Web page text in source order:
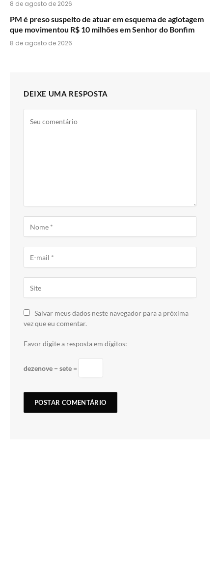
8 de agosto de 2026
PM é preso suspeito de atuar em esquema de agiotagem
que movimentou R$ 10 milhões em Senhor do Bonfim
8 de agosto de 2026
DEIXE UMA RESPOSTA
Salvar meus dados neste navegador para a próxima
vez que eu comentar.
Favor digite a resposta em dígitos:
dezenove − sete =